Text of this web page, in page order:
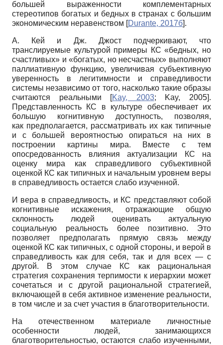
большей выраженности комплементарных
стереотипов богатых и бедных в странах с большим
экономическим неравенством [Durante, 2017б].
А. Кей и Дж. Джост подчеркивают, что
транслируемые культурой примеры КС «бедных, но
счастливых» и «богатых, но несчастных» выполняют
паллиативную функцию, увеличивая субъективную
уверенность в легитимности и справедливости
системы независимо от того, насколько такие образы
считаются реальными
[Kay, 2003; Kay, 2005].
Представленность КС в культуре обеспечивает их
большую когнитивную доступность, позволяя,
как предполагается, рассматривать их как типичные
и с большей вероятностью опираться на них в
построении картины мира. Вместе с тем
опосредованность влияния актуализации КС на
оценку мира как справедливого субъективной
оценкой КС как типичных и начальным уровнем веры
в справедливость остается слабо изученной.
И вера в справедливость, и КС представляют собой
когнитивные искажения, отражающие общую
склонность людей оценивать актуальную
социальную реальность более позитивно. Это
позволяет предполагать прямую связь между
оценкой КС как типичных, с одной стороны, и верой в
справедливость как для себя, так и для всех — с
другой. В этом случае КС как рациональная
стратегия сохранения терпимости к иерархии может
сочетаться и с другой рациональной стратегией,
включающей в себя активное изменение реальности,
в том числе и за счет участия в благотворительности.
На отечественном материале личностные
особенности людей, занимающихся
благотворительностью, остаются слабо изученными,